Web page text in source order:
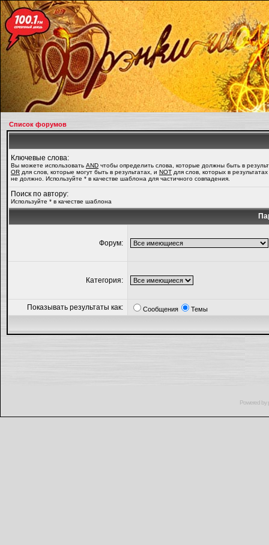
Список форумов
Ключевые слова:
Вы можете использовать AND чтобы определить слова, которые должны быть в
OR для слов, которые могут быть в результатах, и NOT для слов, которых в
не должно. Используйте * в качестве шаблона для частичного совпадения.
Поиск по автору:
Используйте * в качестве шаблона
Форум:
Категория:
Показывать результаты как: Сообщения Темы
Powered by